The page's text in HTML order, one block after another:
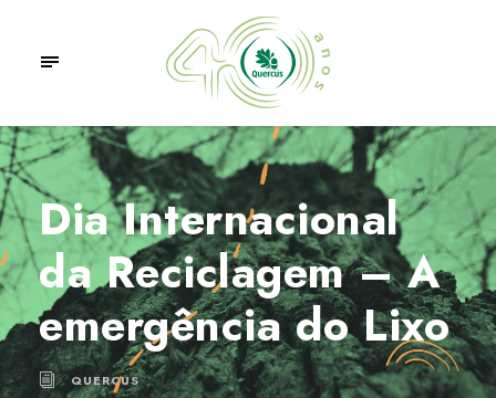
Dia Internacional
da Reciclagem – A
emergência do Lixo
QUERCUS